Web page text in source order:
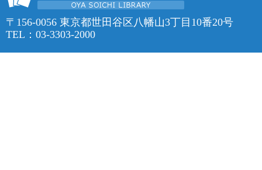
〒156-0056 東京都世田谷区八幡山3丁目10番20号
TEL：03-3303-2000